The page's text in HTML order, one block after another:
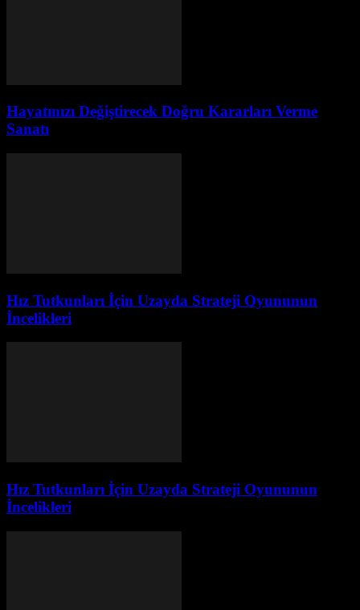
Hayatınızı Değiştirecek Doğru Kararları Verme
Sanatı
Hız Tutkunları İçin Uzayda Strateji Oyununun
İncelikleri
Hız Tutkunları İçin Uzayda Strateji Oyununun
İncelikleri